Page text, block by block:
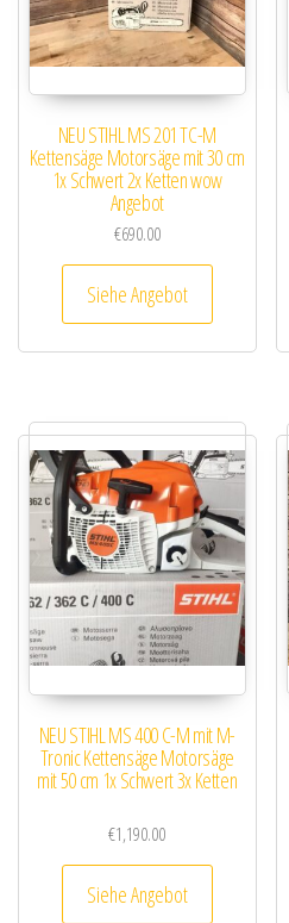
NEU STIHL MS 201 TC-M
Kettensäge Motorsäge mit 30 cm
1x Schwert 2x Ketten wow
Angebot
€690.00
Siehe Angebot
NEU STIHL MS 400 C-M mit M-
Tronic Kettensäge Motorsäge
mit 50 cm 1x Schwert 3x Ketten
€1,190.00
Siehe Angebot